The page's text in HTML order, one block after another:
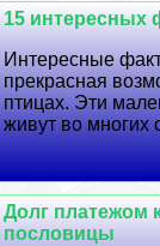
15 интересных
Интересные
прекрасная
птицах. Эти
живут во многих
Долг платежом
пословицы